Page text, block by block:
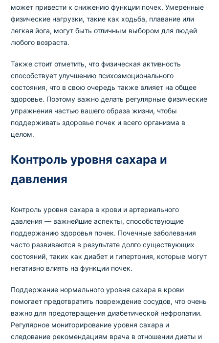
может привести к снижению функции почек. Умеренные
физические нагрузки, такие как ходьба, плавание или
легкая йога, могут быть отличным выбором для людей
любого возраста.
Также стоит отметить, что физическая активность
способствует улучшению психоэмоционального
состояния, что в свою очередь также влияет на общее
здоровье. Поэтому важно делать регулярные физические
упражнения частью вашего образа жизни, чтобы
поддерживать здоровье почек и всего организма в
целом.
Контроль уровня сахара и
давления
Контроль уровня сахара в крови и артериального
давления — важнейшие аспекты, способствующие
поддержанию здоровья почек. Почечные заболевания
часто развиваются в результате долго существующих
состояний, таких как диабет и гипертония, которые могут
негативно влиять на функции почек.
Поддержание нормального уровня сахара в крови
помогает предотвратить повреждение сосудов, что очень
важно для предотвращения диабетической нефропатии.
Регулярное мониторирование уровня сахара и
следование рекомендациям врача в отношении диеты и